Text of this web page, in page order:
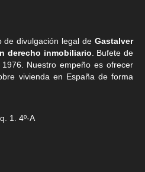
de divulgación legal de Gastalver
derecho inmobiliario . Bufete de
1976. Nuestro empeño es ofrecer
vivienda en España de forma
1. 4º-A